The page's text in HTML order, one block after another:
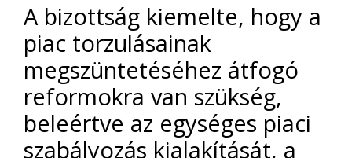
A bizottság kiemelte, hogy a
piac torzulásainak
megszüntetéséhez átfogó
reformokra van szükség,
beleértve az egységes piaci
szabályozás kialakítását, a